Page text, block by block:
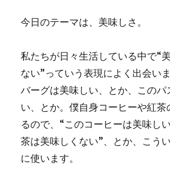
チ
南
海
閉
店
へ。
に
今日のテーマは、美味しさ。
私たちが日々生活している中で“
ない”っていう表現によく出会い
バーグは美味しい、とか、このパ
い、とか。僕自身コーヒーや紅茶
るので、“このコーヒーは美味し
茶は美味しくない”、とか、こう
に使います。